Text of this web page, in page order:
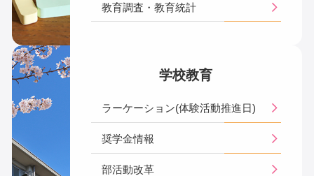
教育調査・教育統計
学校教育
ラーケーション(体験活動推進日)
奨学金情報
部活動改革